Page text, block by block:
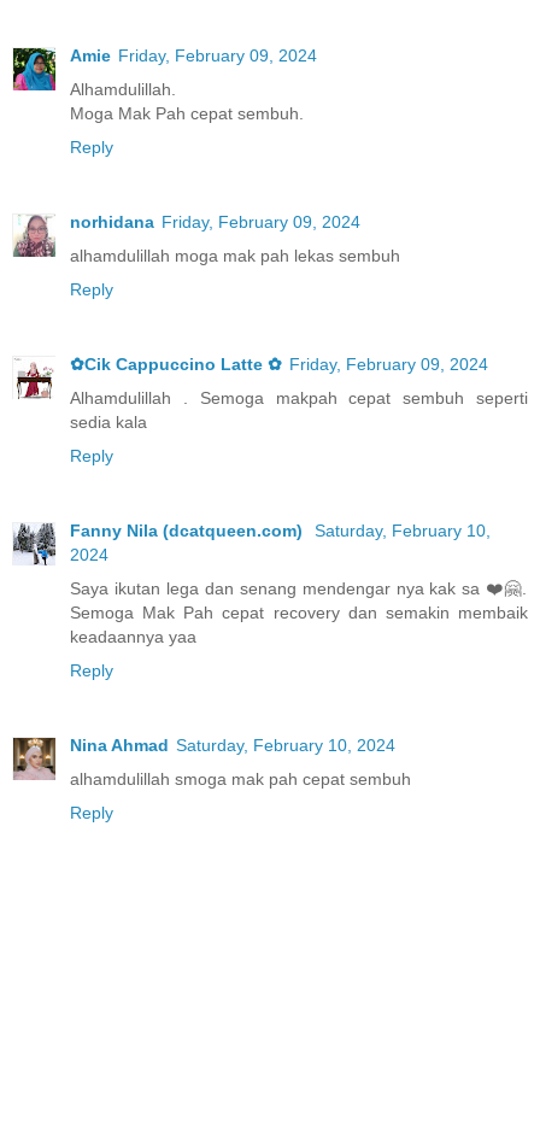
Amie Friday, February 09, 2024
Alhamdulillah.
Moga Mak Pah cepat sembuh.
Reply
norhidana Friday, February 09, 2024
alhamdulillah moga mak pah lekas sembuh
Reply
✿Cik Cappuccino Latte ✿ Friday, February 09, 2024
Alhamdulillah . Semoga makpah cepat sembuh seperti
sedia kala
Reply
Fanny Nila (dcatqueen.com)
Saturday, February 10,
2024
Saya ikutan lega dan senang mendengar nya kak sa ❤️🤗.
Semoga Mak Pah cepat recovery dan semakin membaik
keadaannya yaa
Reply
Nina Ahmad Saturday, February 10, 2024
alhamdulillah smoga mak pah cepat sembuh
Reply